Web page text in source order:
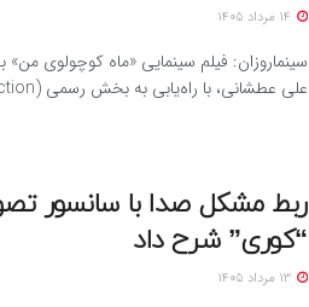
سینماروزان: فیلم سینمایی «ماه کوچولوی من»
علی عطشانی، با راه‌یابی به بخش رسمی (Official Selection)...
ربط مشکل صدا با سانسور
“کوری” شرح داد